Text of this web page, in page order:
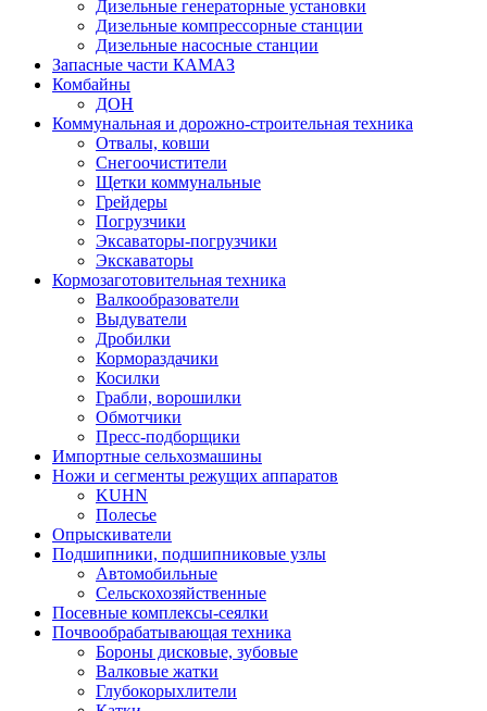
Дизельные генераторные установки
Дизельные компрессорные станции
Дизельные насосные станции
Запасные части КАМАЗ
Комбайны
ДОН
Коммунальная и дорожно-строительная техника
Отвалы, ковши
Снегоочистители
Щетки коммунальные
Грейдеры
Погрузчики
Эксаваторы-погрузчики
Экскаваторы
Кормозаготовительная техника
Валкообразователи
Выдуватели
Дробилки
Кормораздачики
Косилки
Грабли, ворошилки
Обмотчики
Пресс-подборщики
Импортные сельхозмашины
Ножи и сегменты режущих аппаратов
KUHN
Полесье
Опрыскиватели
Подшипники, подшипниковые узлы
Автомобильные
Сельскохозяйственные
Посевные комплексы-сеялки
Почвообрабатывающая техника
Бороны дисковые, зубовые
Валковые жатки
Глубокорыхлители